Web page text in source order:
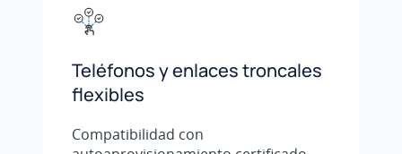
Teléfonos y enlaces troncales
flexibles
Compatibilidad con